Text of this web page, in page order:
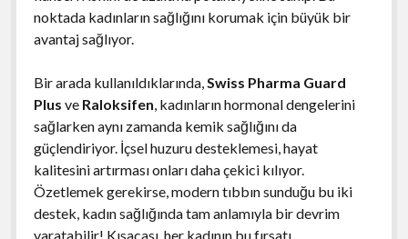
noktada kadınların sağlığını korumak için büyük bir
avantaj sağlıyor.
Bir arada kullanıldıklarında,Swiss Pharma Guard
Plus ve Raloksifen, kadınların hormonal dengelerini
sağlarken aynı zamanda kemik sağlığını da
güçlendiriyor. İçsel huzuru desteklemesi, hayat
kalitesini artırması onları daha çekici kılıyor.
Özetlemek gerekirse, modern tıbbın sunduğu bu iki
destek, kadın sağlığında tam anlamıyla bir devrim
yaratabilir! Kısacası, her kadının bu fırsatı